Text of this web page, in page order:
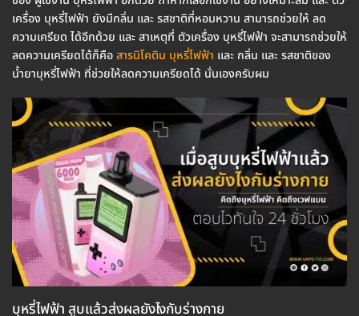
เครื่อง บุหรี่ไฟฟ้า ยังมีกลิ่น และ รสชาติที่หอมหวาน สามารถช่วยให้ ลด
ความเครียด ได้อีกด้วย และ สาเหตุที่ ตัวเครื่อง บุหรี่ไฟฟ้า จะสามารถช่วยให้
ลดความเครียดได้ก็คือสารนิโคติน บุหรี่ไฟฟ้า และ กลิ่น และ รสชาติของ
น้ำยาบุหรี่ไฟฟ้า ที่ช่วยให้ลดความเครียดได้ นั่นเองครับผม
บุหรี่ไฟฟ้า สูบแล้วส่งผลยังไงกับร่างกาย